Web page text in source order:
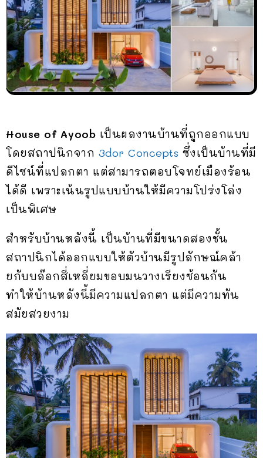
House of Ayoob เป็นผลงานบ้านที่ถูกออกแบบ
โดยสถาปนิกจาก 3dor Concepts ซึ่งเป็นบ้านที่มี
ดีไซน์ที่แปลกตา แต่สามารถตอบโจทย์เมืองร้อน
ได้ดี เพราะเน้นรูปแบบบ้านให้มีความโปร่งโล่ง
เป็นพิเศษ
สำหรับบ้านหลังนี้ เป็นบ้านที่มีขนาดสองชั้น
สถาปนิกได้ออกแบบให้ตัวบ้านมีรูปลักษณ์คล้า
ยกับบล๊อกสี่เหลี่ยมขอบมนวางเรียงซ้อนกัน
ทำให้บ้านหลังนี้มีความแปลกตา แต่มีความทัน
สมัยสวยงาม